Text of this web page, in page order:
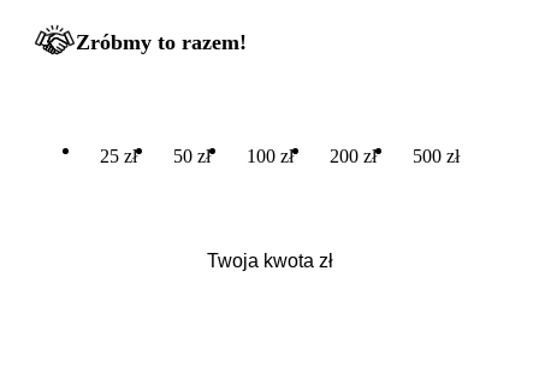
Zróbmy to razem!
25 zł 50 zł 100 zł 200 zł 500 zł